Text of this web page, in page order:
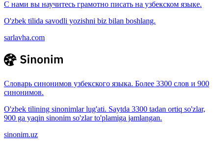
С нами вы научитесь грамотно писать на узбекском языке.
O'zbek tilida savodli yozishni biz bilan boshlang.
sarlavha.com
Словарь синонимов узбекского языка. Более 3300 слов и 900
синонимов.
O'zbek tilining sinonimlar lug'ati. Saytda 3300 tadan ortiq so'zlar,
900 ga yaqin sinonim so'zlar to'plamiga jamlangan.
sinonim.uz